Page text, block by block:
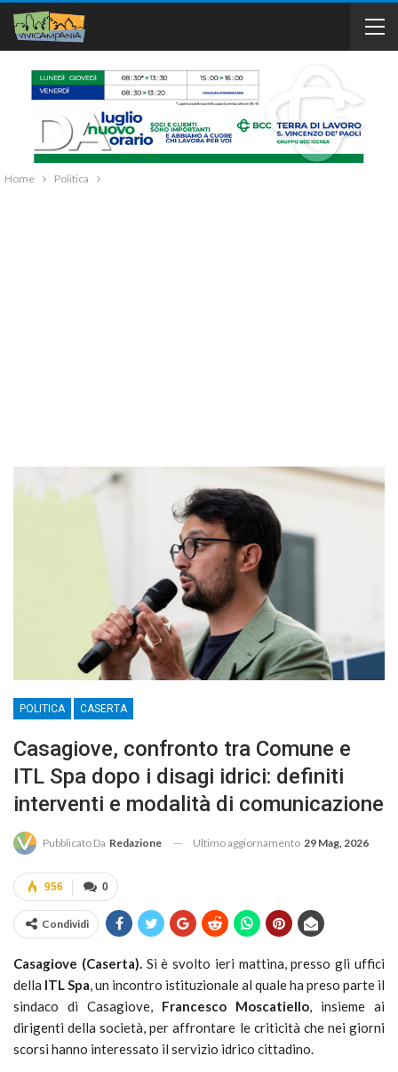
Home Politica
POLITICA CASERTA
Casagiove, confronto tra Comune e
ITL Spa dopo i disagi idrici: definiti
interventi e modalità di comunicazione
Pubblicato Da Redazione Ultimo aggiornamento 29 Mag, 2026
0
956
Condividi
Casagiove (Caserta). Si è svolto ieri mattina, presso gli uffici
della ITL Spa, un incontro istituzionale al quale ha preso parte il
sindaco di Casagiove, Francesco Moscatiello, insieme ai
dirigenti della società, per affrontare le criticità che nei giorni
scorsi hanno interessato il servizio idrico cittadino.